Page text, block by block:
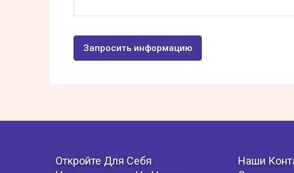
Запросить информацию
Откройте Для Себя
Наши